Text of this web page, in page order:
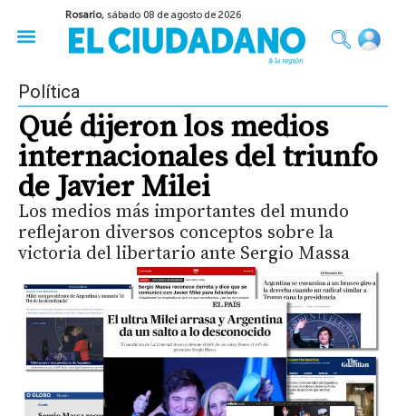
Rosario, sábado 08 de agosto de 2026
Política
Qué dijeron los medios
internacionales del triunfo
de Javier Milei
Los medios más importantes del mundo
reflejaron diversos conceptos sobre la
victoria del libertario ante Sergio Massa